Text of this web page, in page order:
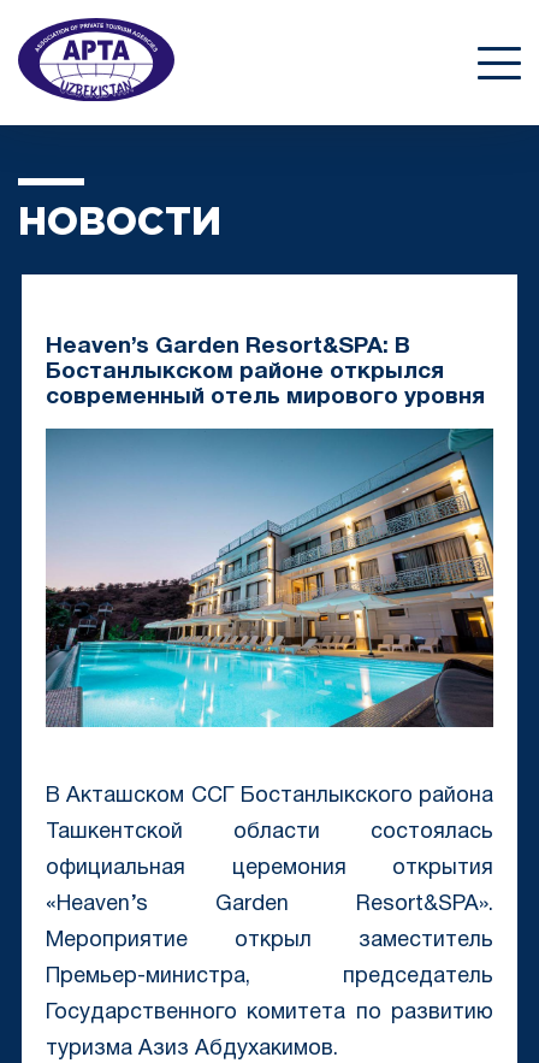
НОВОСТИ
Heaven’s Garden Resort&SPA: В
Бостанлыкском районе открылся
современный отель мирового уровня
В Акташском ССГ Бостанлыкского района
Ташкентской области состоялась
официальная церемония открытия
«Heaven’s Garden Resort&SPA».
Мероприятие открыл заместитель
Премьер-министра, председатель
Государственного комитета по развитию
туризма Азиз Абдухакимов.